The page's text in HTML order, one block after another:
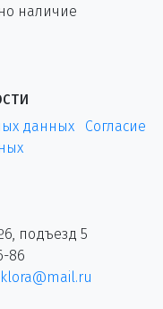
наличие
данных
Согласие
подъезд 5
86